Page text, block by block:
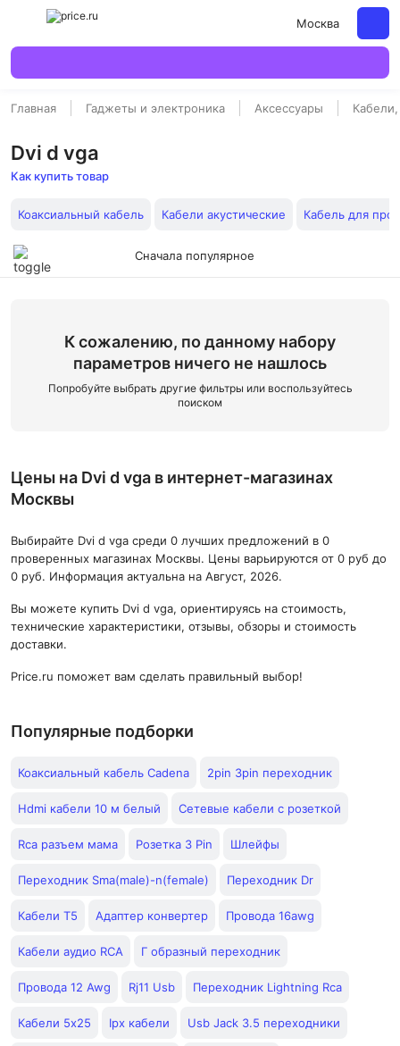
Москва
Главная Гаджеты и электроника Аксессуары
Dvi d vga
Как купить товар
Коаксиальный кабель Кабели акустические Кабель для
Сначала популярное
К сожалению, по данному набору
параметров ничего не нашлось
Попробуйте выбрать другие фильтры или воспользуйтесь
поиском
Цены на Dvi d vga в интернет-магазинах
Москвы
Выбирайте Dvi d vga среди 0 лучших предложений в 0
проверенных магазинах Москвы. Цены варьируются от 0 руб до
0 руб. Информация актуальна на Август, 2026.
Вы можете купить Dvi d vga, ориентируясь на стоимость,
технические характеристики, отзывы, обзоры и стоимость
доставки.
Price.ru поможет вам сделать правильный выбор!
Популярные подборки
Коаксиальный кабель Cadena 2pin 3pin переходник
Hdmi кабели 10 м белый Сетевые кабели с розеткой
Rca разъем мама Розетка 3 Pin Шлейфы
Переходник Sma(male)-n(female) Переходник Dr
Кабели T5 Адаптер конвертер Провода 16awg
Кабели аудио RCA Г образный переходник
Провода 12 Awg Rj11 Usb Переходник Lightning Rca
Кабели 5х25 Ipx кабели Usb Jack 3.5 переходники